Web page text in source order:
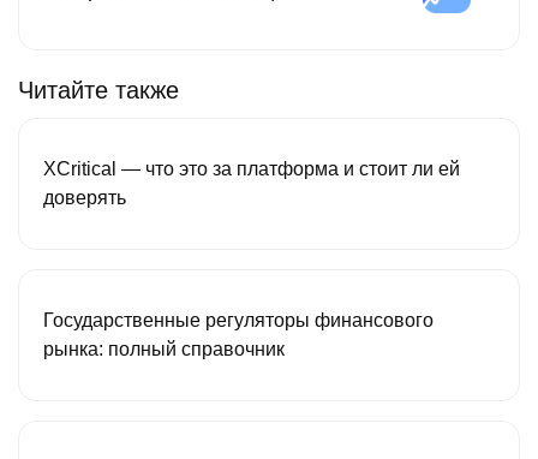
Читайте также
XCritical — что это за платформа и стоит ли ей
доверять
Государственные регуляторы финансового
рынка: полный справочник